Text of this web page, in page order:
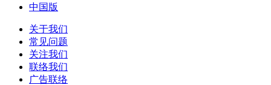
中国版
关于我们
常见问题
关注我们
联络我们
广告联络